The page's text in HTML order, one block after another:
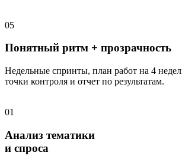
05
Понятный ритм + прозрачность
Недельные спринты, план работ на 4
точки контроля и отчет по результатам.
01
Анализ тематики
и спроса